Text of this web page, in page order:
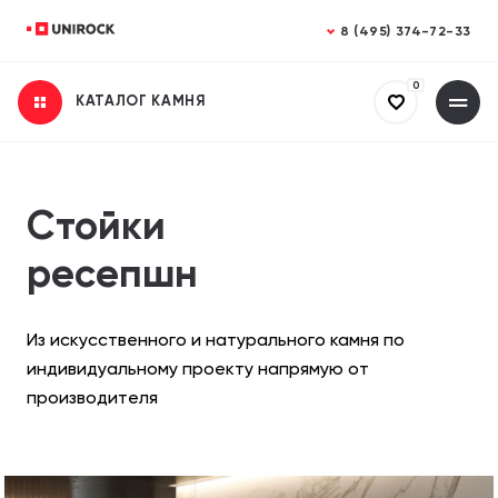
8 (495) 374-72-33
КАТАЛОГ КАМНЯ
0
Стойки
ресепшн
Из искусственного и натурального камня по
индивидуальному проекту напрямую от
производителя
Закрыть
Получить консультацию
Ваше имя
Закрыть
Заказать расчет
Ваше имя